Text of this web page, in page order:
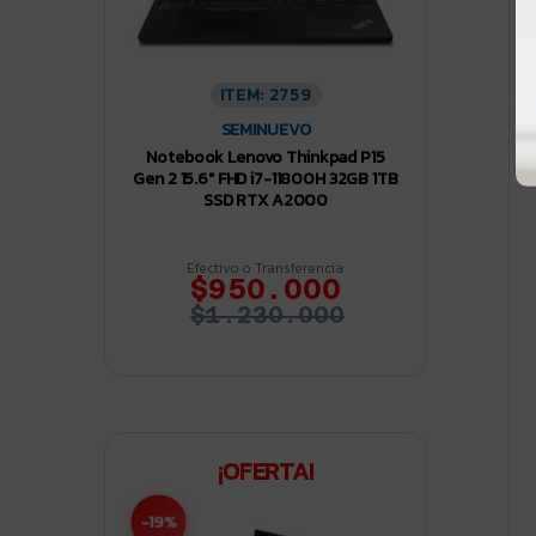
ITEM: 2759
SEMINUEVO
Notebook Lenovo Thinkpad P15
Gen 2 15.6″ FHD i7-11800H 32GB 1TB
SSD RTX A2000
Efectivo o Transferencia:
$950.000
$1.230.000
¡OFERTA!
-19%